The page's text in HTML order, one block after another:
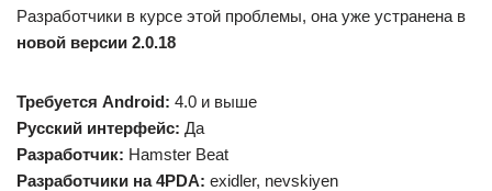
Разработчики в курсе этой проблемы, она уже устранена в
новой версии 2.0.18
Требуется Android: 4.0 и выше
Русский интерфейс: Да
Разработчик: Hamster Beat
Разработчики на 4PDA: exidler, nevskiyen